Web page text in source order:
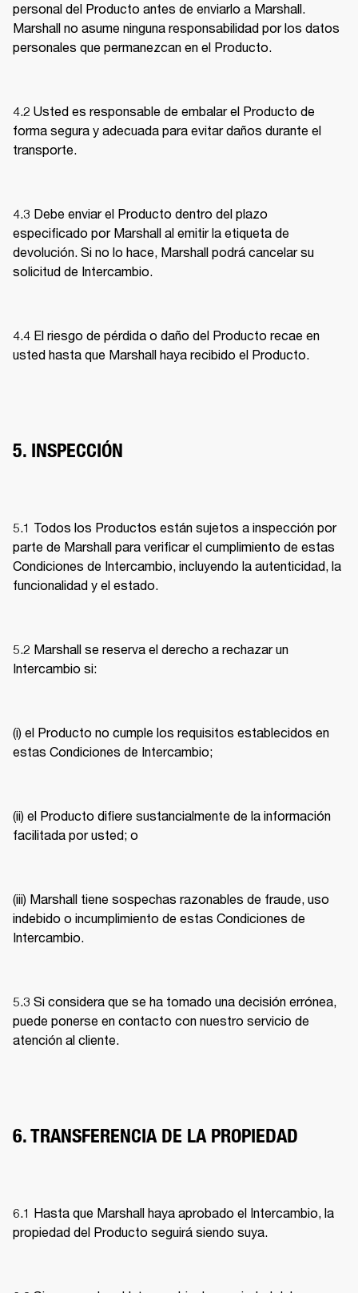
personal del Producto antes de enviarlo a Marshall.
Marshall no asume ninguna responsabilidad por los datos
personales que permanezcan en el Producto.
4.2 Usted es responsable de embalar el Producto de
forma segura y adecuada para evitar daños durante el
transporte.
4.3 Debe enviar el Producto dentro del plazo
especificado por Marshall al emitir la etiqueta de
devolución. Si no lo hace, Marshall podrá cancelar su
solicitud de Intercambio.
4.4 El riesgo de pérdida o daño del Producto recae en
usted hasta que Marshall haya recibido el Producto.
5. INSPECCIÓN
5.1 Todos los Productos están sujetos a inspección por
parte de Marshall para verificar el cumplimiento de estas
Condiciones de Intercambio, incluyendo la autenticidad, la
funcionalidad y el estado.
5.2 Marshall se reserva el derecho a rechazar un
Intercambio si:
(i) el Producto no cumple los requisitos establecidos en
estas Condiciones de Intercambio;
(ii) el Producto difiere sustancialmente de la información
facilitada por usted; o
(iii) Marshall tiene sospechas razonables de fraude, uso
indebido o incumplimiento de estas Condiciones de
Intercambio.
5.3 Si considera que se ha tomado una decisión errónea,
puede ponerse en contacto con nuestro servicio de
atención al cliente.
6. TRANSFERENCIA DE LA PROPIEDAD
6.1 Hasta que Marshall haya aprobado el Intercambio, la
propiedad del Producto seguirá siendo suya.